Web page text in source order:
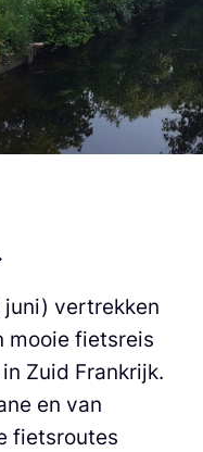
juni) vertrekken
mooie fietsreis
Zuid Frankrijk.
en van
fietsroutes